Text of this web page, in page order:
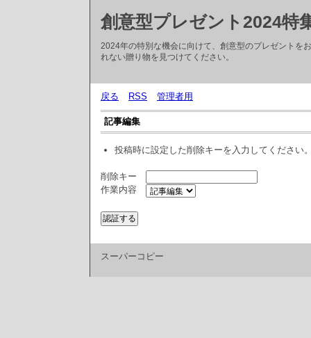
創意型プレゼント2024特
2024年の特別な機会に向けて、創意型のプレゼントを
れない贈り物を見つけてください。
戻る RSS 管理者用
記事編集
投稿時に設定した削除キーを入力してください
削除キー
作業内容
スーパーコピー